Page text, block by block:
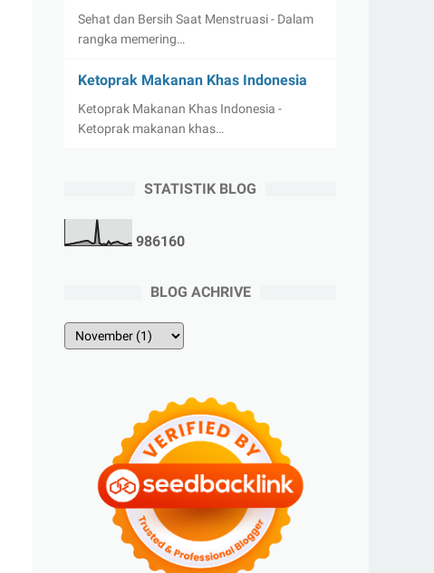
Sehat dan Bersih Saat Menstruasi - Dalam
rangka memering…
Ketoprak Makanan Khas Indonesia
Ketoprak Makanan Khas Indonesia -
Ketoprak makanan khas…
STATISTIK BLOG
986160
BLOG ACHRIVE